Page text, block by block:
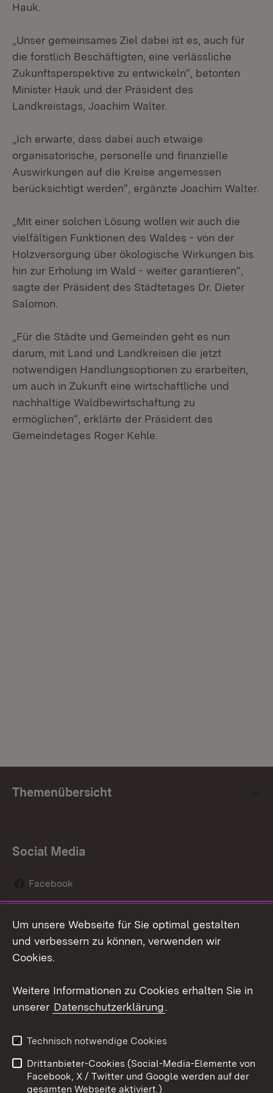
Hauk.
„Unser gemeinsames Ziel dabei ist es, auch für
die forstlich Beschäftigten, eine verlässliche
Zukunftsperspektive zu entwickeln“, betonten
Minister Hauk und der Präsident des
Landkreistags, Joachim Walter.
„Ich erwarte, dass dabei auch etwaige
organisatorische, personelle und finanzielle
Auswirkungen auf die Kreise angemessen
berücksichtigt werden“, ergänzte Joachim Walter.
„Mit einer solchen Lösung wollen wir auch die
vielfältigen Funktionen des Waldes - von der
Holzversorgung über ökologische Wirkungen bis
hin zur Erholung im Wald - weiter garantieren“,
sagte der Präsident des Städtetages Dr. Dieter
Salomon.
„Für die Städte und Gemeinden geht es nun
darum, mit Land und Landkreisen die jetzt
notwendigen Handlungsoptionen zu erarbeiten,
um auch in Zukunft eine wirtschaftliche und
nachhaltige Waldbewirtschaftung zu
ermöglichen“, erklärte der Präsident des
Gemeindetages Roger Kehle.
Themenübersicht
Social Media
Facebook
Social Wall
Youtube
Kontakt
Datenschutz
Barrierefreiheit
Impressum Cookies
Um unsere Webseite für Sie optimal gestalten
und verbessern zu können, verwenden wir
Cookies.
Weitere Informationen zu Cookies erhalten Sie in
unserer Datenschutzerklärung.
Technisch notwendige Cookies
Drittanbieter-Cookies (Social-Media-Elemente von
Facebook, X / Twitter und Google werden auf der
gesamten Webseite aktiviert.)